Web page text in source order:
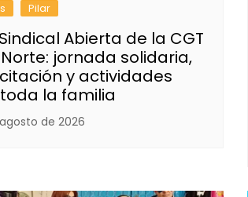
Pilar
Abierta de la CGT
jornada solidaria,
y actividades
la familia
de 2026